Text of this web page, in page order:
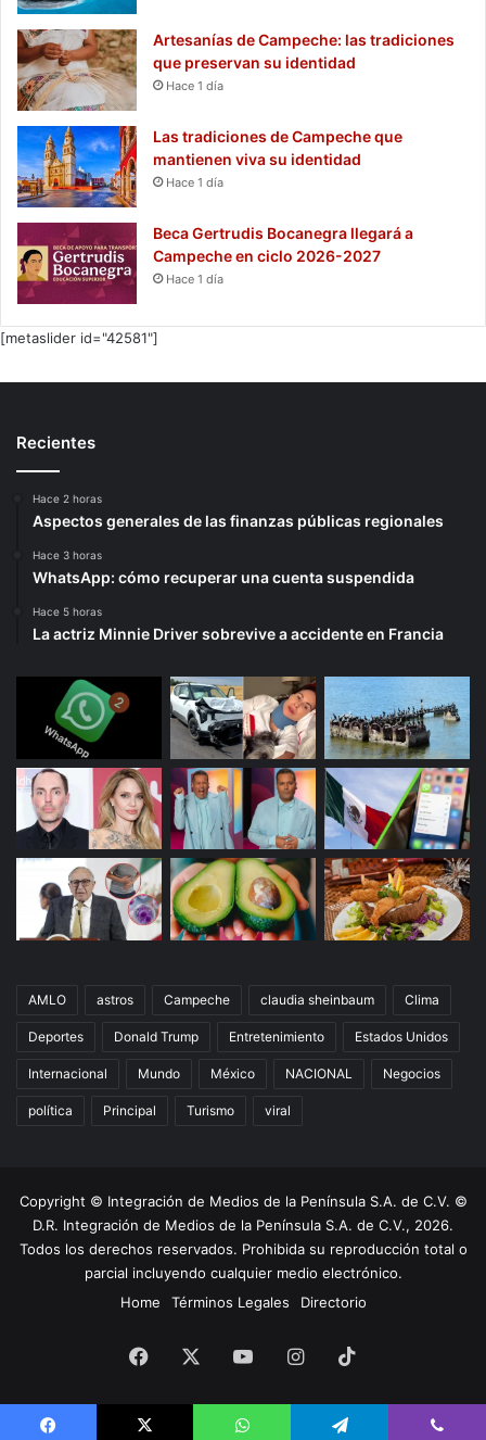
Artesanías de Campeche: las tradiciones
que preservan su identidad
Hace 1 día
Las tradiciones de Campeche que
mantienen viva su identidad
Hace 1 día
Beca Gertrudis Bocanegra llegará a
Campeche en ciclo 2026-2027
Hace 1 día
[metaslider id="42581"]
Recientes
Hace 2 horas
Aspectos generales de las finanzas públicas regionales
Hace 3 horas
WhatsApp: cómo recuperar una cuenta suspendida
Hace 5 horas
La actriz Minnie Driver sobrevive a accidente en Francia
AMLO astros Campeche claudia sheinbaum Clima
Deportes Donald Trump Entretenimiento Estados Unidos
Internacional Mundo México NACIONAL Negocios
política Principal Turismo viral
Copyright © Integración de Medios de la Península S.A. de C.V. ©
D.R. Integración de Medios de la Península S.A. de C.V., 2026.
Todos los derechos reservados. Prohibida su reproducción total o
parcial incluyendo cualquier medio electrónico.
Home
Términos Legales Directorio
Facebook YouTubeInstagram